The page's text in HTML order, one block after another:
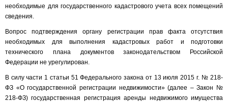
необходимые для государственного кадастрового учета всех помещений
сведения.
Вопрос подтверждения органу регистрации прав факта отсутствия
необходимых для выполнения кадастровых работ и подготовки
технического плана документов законодательством Российской
Федерации не урегулирован.
В силу части 1 статьи 51 Федерального закона от 13 июля 2015 г. № 218-
ФЗ «О государственной регистрации недвижимости» (далее – Закон №
218-ФЗ) государственная регистрация аренды недвижимого имущества